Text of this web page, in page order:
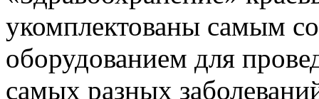
укомплектованы самым
оборудованием для
самых разных